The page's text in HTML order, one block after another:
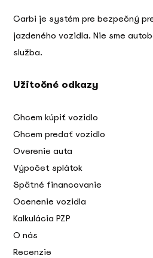
Carbi je systém pre bezpečný
jazdeného vozidla. Nie sme
služba.
Užitočné odkazy
Chcem kúpiť vozidlo
Chcem predať vozidlo
Overenie auta
Výpočet splátok
Spätné financovanie
Ocenenie vozidla
Kalkulácia PZP
O nás
Recenzie